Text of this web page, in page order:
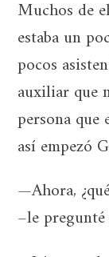
Muchos de
estaba un
pocos
auxiliar que
persona
así empezó
—Ahora,
–le